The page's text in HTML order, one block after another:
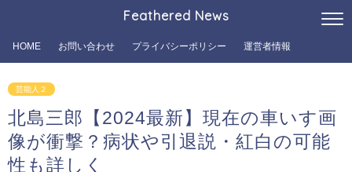
Feathered News
HOME お問い合わせ プライバシーポリシー 運営者情報
芸能人２
北島三郎【2024最新】現在の車いす画
像が衝撃？病状や引退説・紅白の可能
性も詳しく